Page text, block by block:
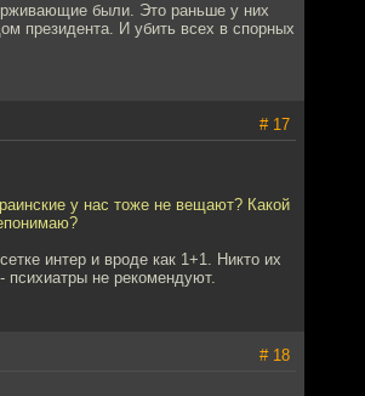
были. Это раньше у них
президента. И убить всех в спорных
# 17
у нас тоже не вещают? Какой
интер и вроде как 1+1. Никто их
не рекомендуют.
# 18